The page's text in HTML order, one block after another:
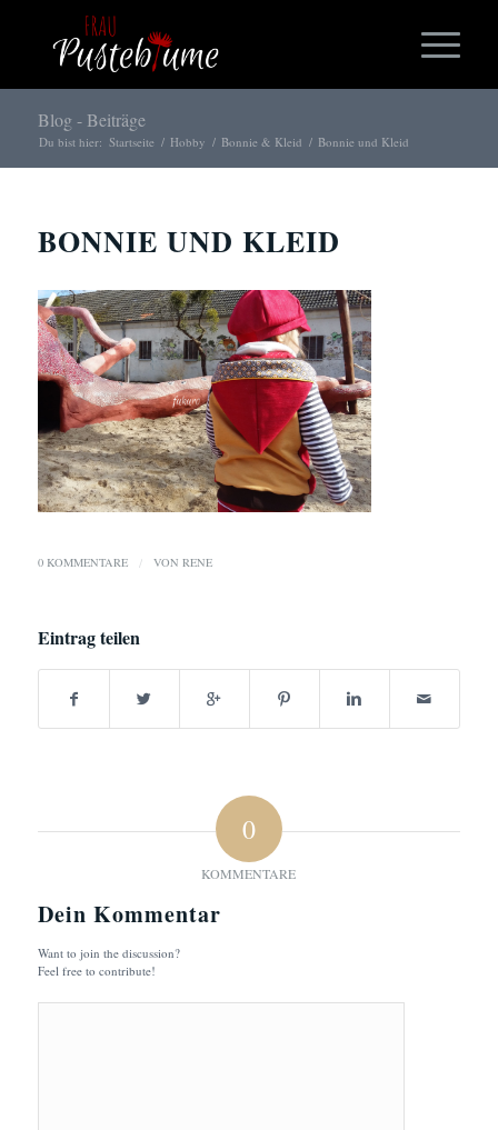
Blog - Beiträge
Du bist hier: Startseite / Hobby / Bonnie & Kleid / Bonnie und Kleid
BONNIE UND KLEID
0 KOMMENTARE / VON RENE
Eintrag teilen
0
KOMMENTARE
Dein Kommentar
Want to join the discussion?
Feel free to contribute!